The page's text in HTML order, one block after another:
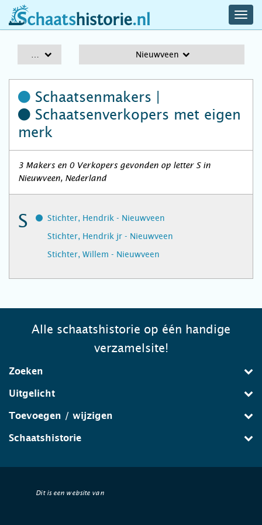
schaatshistorie.nl
Nieuwveen
Schaatsenmakers |
Schaatsenverkopers met eigen
merk
3 Makers en 0 Verkopers gevonden op letter S in
Nieuwveen, Nederland
S
Stichter, Hendrik - Nieuwveen
Stichter, Hendrik jr - Nieuwveen
Stichter, Willem - Nieuwveen
Alle schaatshistorie op één handige
verzamelsite!
Zoeken
Uitgelicht
Toevoegen / wijzigen
Schaatshistorie
Dit is een website van